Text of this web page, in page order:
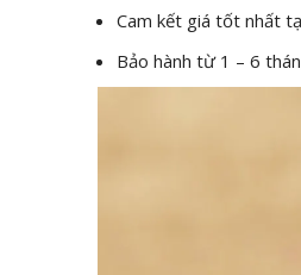
Cam kết giá tốt nhất
Bảo hành từ 1 – 6